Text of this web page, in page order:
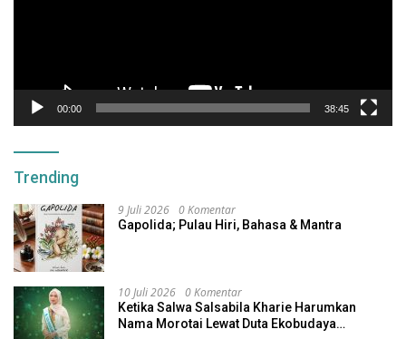
00:00 38:45
Trending
9 Juli 2026 0 Komentar
Gapolida; Pulau Hiri, Bahasa & Mantra
10 Juli 2026 0 Komentar
Ketika Salwa Salsabila Kharie Harumkan
Nama Morotai Lewat Duta Ekobudaya